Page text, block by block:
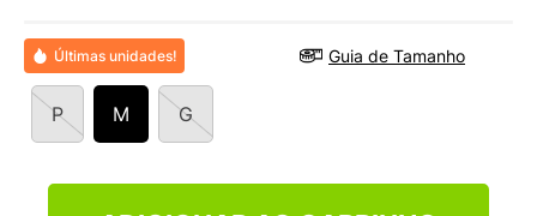
Últimas unidades! Guia de Tamanho
P M G
10º NEW BALANCE 204L